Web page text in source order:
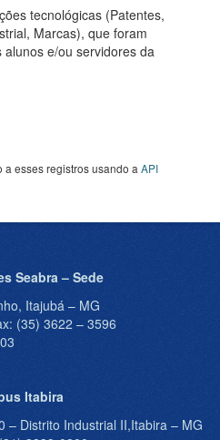
tecnológicas (Patentes,
Marcas), que foram
e/ou servidores da
a esses registros usando a API
Seabra – Sede
Itajubá – MG
(35) 3622 – 3596
Itabira
– Distrito Industrial II,Itabira – MG